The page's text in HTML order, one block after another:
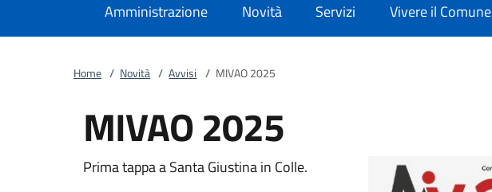
Amministrazione Novità Servizi Vivere il Comune
Home / Novità / Avvisi / MIVAO 2025
MIVAO 2025
Prima tappa a Santa Giustina in Colle.